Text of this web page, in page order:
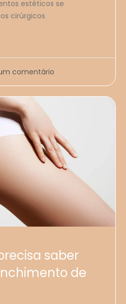
estéticos se
cirúrgicos
comentário
saber
de